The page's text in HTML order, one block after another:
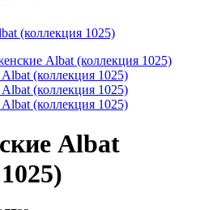
(коллекция 1025)
Albat